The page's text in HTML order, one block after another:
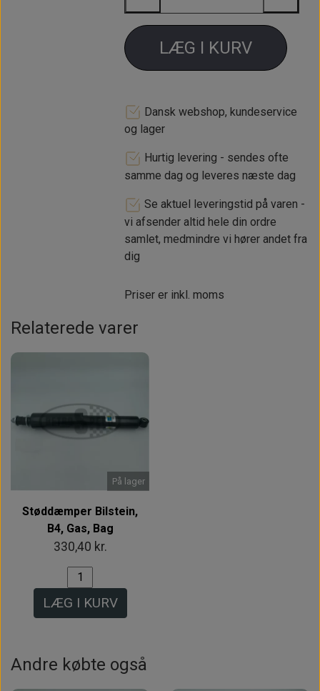
LÆG I KURV
Dansk webshop, kundeservice
og lager
Hurtig levering - sendes ofte
samme dag og leveres næste dag
Se aktuel leveringstid på varen -
vi afsender altid hele din ordre
samlet, medmindre vi hører andet fra
dig
Priser er inkl. moms
Relaterede varer
På lager
Støddæmper Bilstein,
B4, Gas, Bag
330,40 kr.
LÆG I KURV
Andre købte også